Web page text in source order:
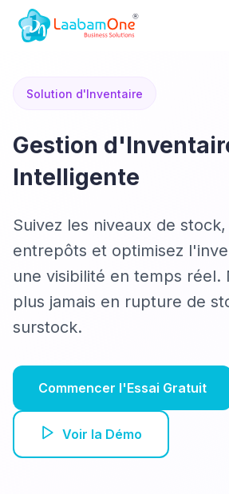
Solution d'Inventaire
Gestion
Intelligente
Suivez les niveaux de
entrepôts et optimisez
une visibilité en temps réel.
plus jamais en rupture de
surstock.
Commencer l'Essai Gratuit
Voir la Démo